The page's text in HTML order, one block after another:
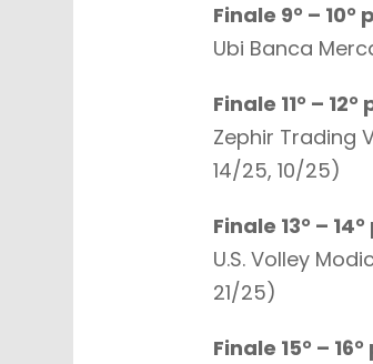
Finale 9° – 10°
Ubi Banca
Finale 11° – 12°
Zephir Trading
14/25, 10/25)
Finale 13° –
U.S. Volley
21/25)
Finale 15° –